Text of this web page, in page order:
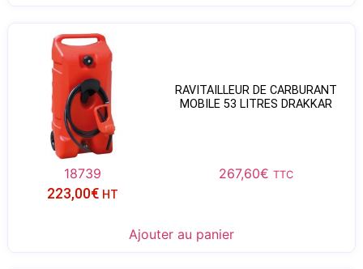
RAVITAILLEUR DE CARBURANT
MOBILE 53 LITRES DRAKKAR
18739 267,60€ TTC
223,00€ HT
Ajouter au panier